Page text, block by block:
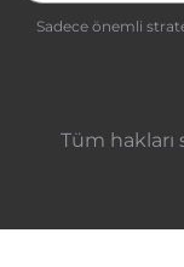
Sadece önemli
Tüm hakları